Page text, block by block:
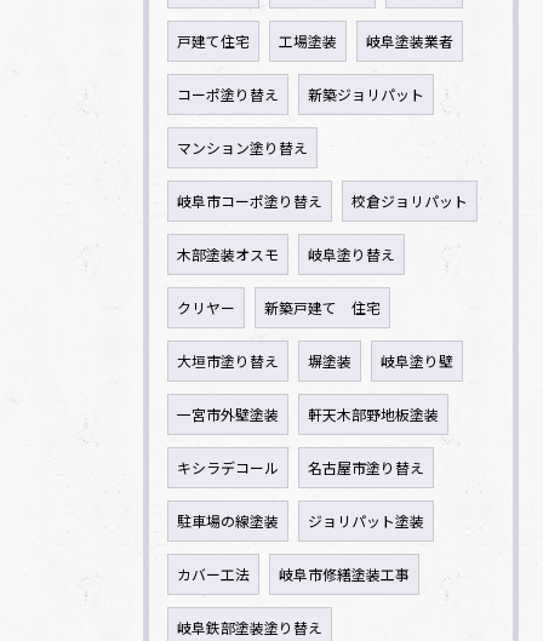
戸建て住宅 工場塗装 岐阜塗装業者
コーポ塗り替え 新築ジョリパット
マンション塗り替え
岐阜市コーポ塗り替え 校倉ジョリパット
木部塗装オスモ 岐阜塗り替え
クリヤー 新築戸建て 住宅
大垣市塗り替え 塀塗装 岐阜塗り壁
一宮市外壁塗装 軒天木部野地板塗装
キシラデコール 名古屋市塗り替え
駐車場の線塗装 ジョリパット塗装
カバー工法 岐阜市修繕塗装工事
岐阜鉄部塗装塗り替え